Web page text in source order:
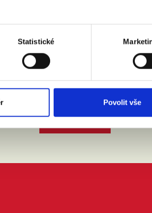
Statistické
Povolit vše
zákona č. 101/2000 Sb.Přečíst